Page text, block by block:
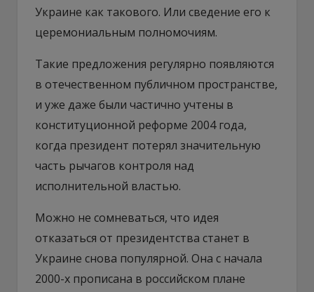
Украине как такового. Или сведение его к
церемониальным полномочиям.
Такие предложения регулярно появляются
в отечественном публичном пространстве,
и уже даже были частично учтены в
конституционной реформе 2004 года,
когда президент потерял значительную
часть рычагов контроля над
исполнительной властью.
Можно не сомневаться, что идея
отказаться от президентства станет в
Украине снова популярной. Она с начала
2000-х прописана в российском плане